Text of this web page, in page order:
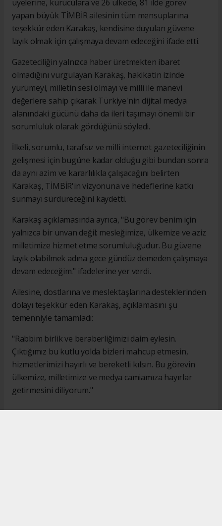
üyelerine, kuruculara ve 26 ülkede, 81 ilde görev
yapan büyük TİMBİR ailesinin tüm mensuplarına
teşekkür eden Karakaş, kendisine duyulan güvene
layık olmak için çalışmaya devam edeceğini ifade etti.
Gazeteciliğin yalnızca haber üretmekten ibaret
olmadığını vurgulayan Karakaş, hakikatin izinde
yürümeyi, milletin sesi olmayı ve milli ile manevi
değerlere sahip çıkarak Türkiye'nin dijital medya
alanındaki gücünü daha da ileri taşımayı önemli bir
sorumluluk olarak gördüğünü söyledi.
İlkeli, sorumlu, tarafsız ve milli internet gazeteciliğinin
gelişmesi için bugüne kadar olduğu gibi bundan sonra
da aynı azim ve kararlılıkla çalışacağını belirten
Karakaş, TİMBİR'in vizyonuna ve hedeflerine katkı
sunmayı sürdüreceğini kaydetti.
Karakaş açıklamasında ayrıca, "Bu görev benim için
yalnızca bir unvan değil; mesleğimize, ülkemize ve aziz
milletimize hizmet etme sorumluluğudur. Bu güvene
layık olabilmek adına gece gündüz demeden çalışmaya
devam edeceğim." ifadelerine yer verdi.
Ailesine, dostlarına ve meslektaşlarına desteklerinden
dolayı teşekkür eden Karakaş, açıklamasını şu
temenniyle tamamladı:
"Rabbim birlik ve beraberliğimizi daim eylesin.
Çıktığımız bu kutlu yolda bizleri mahcup etmesin,
hizmetlerimizi hayırlı ve bereketli kılsın. Bu görevin
ülkemize, milletimize ve medya camiamıza hayırlar
getirmesini diliyorum."